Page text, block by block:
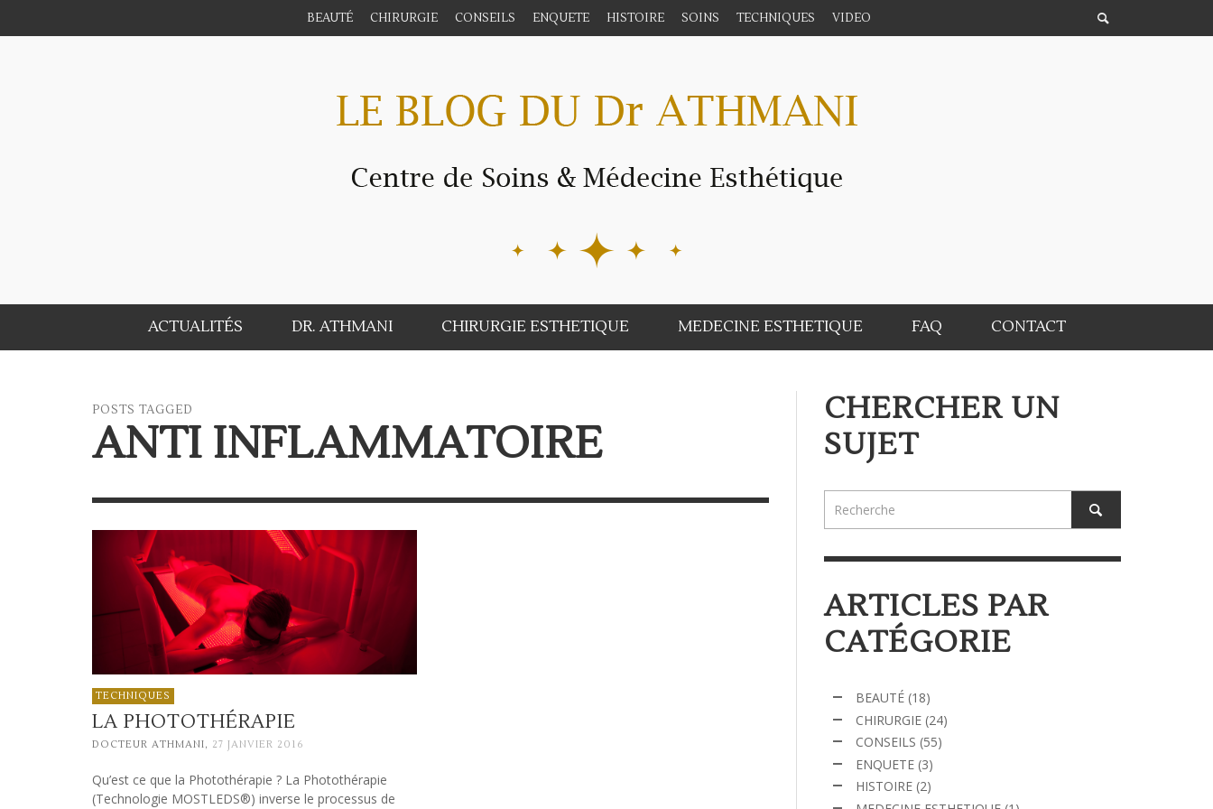
BEAUTÉ CHIRURGIE CONSEILS ENQUETE HISTOIRE SOINS TECHNIQUES VIDEO
ACTUALITÉS DR. ATHMANI CHIRURGIE ESTHETIQUE MEDECINE ESTHETIQUE FAQ CONTACT
POSTS TAGGED
ANTI INFLAMMATOIRE
TECHNIQUES
LA PHOTOTHÉRAPIE
DOCTEUR ATHMANI, 27 JANVIER 2016
Qu’est ce que la Photothérapie ? La Photothérapie
(Technologie MOSTLEDS®) inverse le processus de
CHERCHER UN
SUJET
ARTICLES PAR
CATÉGORIE
BEAUTÉ (18)
CHIRURGIE (24)
CONSEILS (55)
ENQUETE (3)
HISTOIRE (2)